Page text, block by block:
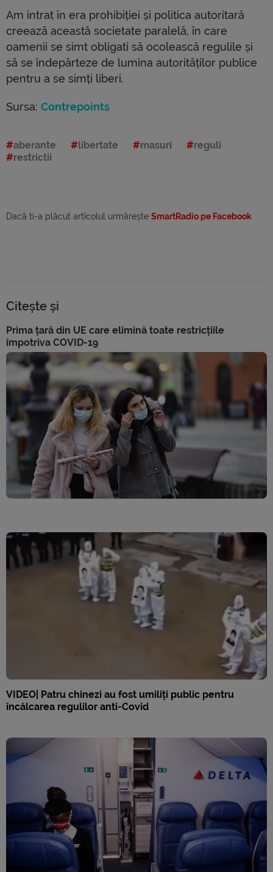
Am intrat în era prohibiției și politica autoritară
creează această societate paralelă, în care
oamenii se simt obligati să ocolească regulile și
să se îndepărteze de lumina autorităților publice
pentru a se simți liberi.
Sursa: Contrepoints
aberante libertate masuri
reguli
restrictii
Dacă ti-a plăcut articolul urmărește SmartRadio pe Facebook
Citește și
Prima țară din UE care elimină toate restricțiile
împotriva COVID-19
VIDEO| Patru chinezi au fost umiliți public pentru
încălcarea regulilor anti-Covid